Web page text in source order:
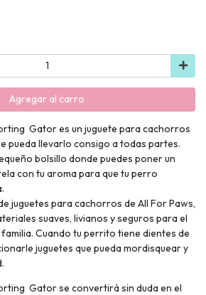
Agregar al carro
Gator es un juguete para cachorros
pueda llevarlo consigo a todas partes.
bolsillo donde puedes poner un
con tu aroma para que tu perro
juguetes para cachorros de All For Paws,
suaves, livianos y seguros para el
Cuando tu perrito tiene dientes de
juguetes que pueda mordisquear y
Gator se convertirá sin duda en el